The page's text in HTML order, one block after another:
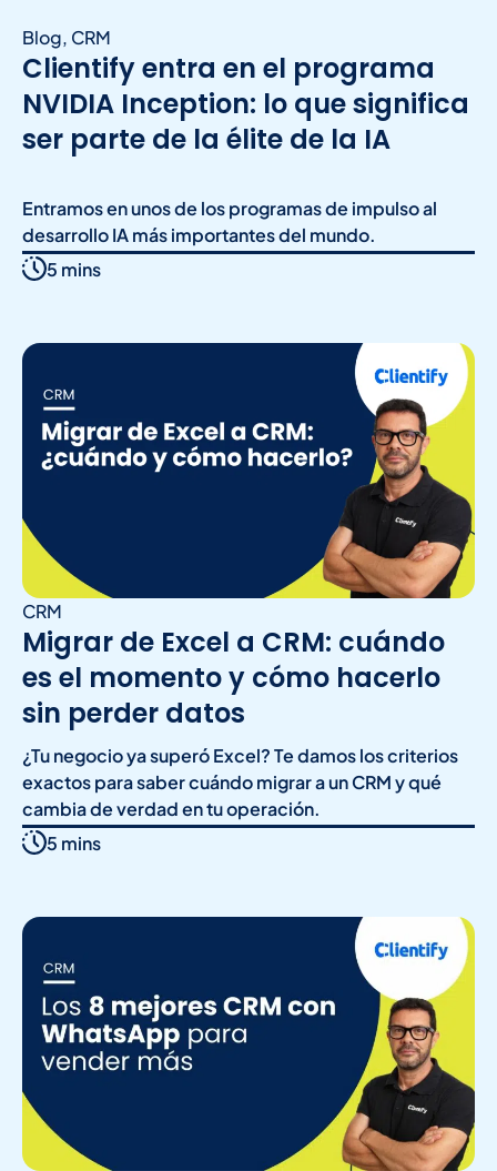
Blog, CRM
Clientify entra en el programa
NVIDIA Inception: lo que significa
ser parte de la élite de la IA
Entramos en unos de los programas de impulso al
desarrollo IA más importantes del mundo.
5 mins
CRM
Migrar de Excel a CRM: cuándo
es el momento y cómo hacerlo
sin perder datos
¿Tu negocio ya superó Excel? Te damos los criterios
exactos para saber cuándo migrar a un CRM y qué
cambia de verdad en tu operación.
5 mins